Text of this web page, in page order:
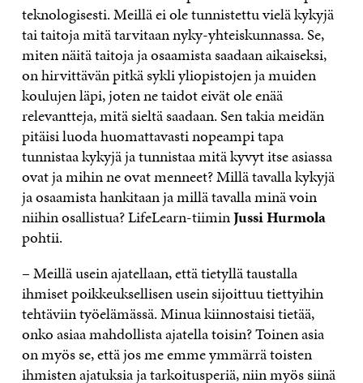
teknologisesti. Meillä ei ole tunnistettu vielä kykyjä
tai taitoja mitä tarvitaan nyky-yhteiskunnassa. Se,
miten näitä taitoja ja osaamista saadaan aikaiseksi,
on hirvittävän pitkä sykli yliopistojen ja muiden
koulujen läpi, joten ne taidot eivät ole enää
relevantteja, mitä sieltä saadaan. Sen takia meidän
pitäisi luoda huomattavasti nopeampi tapa
tunnistaa kykyjä ja tunnistaa mitä kyvyt itse asiassa
ovat ja mihin ne ovat menneet? Millä tavalla kykyjä
ja osaamista hankitaan ja millä tavalla minä voin
niihin osallistua? LifeLearn-tiiminJussi Hurmola
pohtii.
– Meillä usein ajatellaan, että tietyllä taustalla
ihmiset poikkeuksellisen usein sijoittuu tiettyihin
tehtäviin työelämässä. Minua kiinnostaisi tietää,
onko asiaa mahdollista ajatella toisin? Toinen asia
on myös se, että jos me emme ymmärrä toisten
ihmisten ajatuksia ja tarkoitusperiä, niin myös siinä